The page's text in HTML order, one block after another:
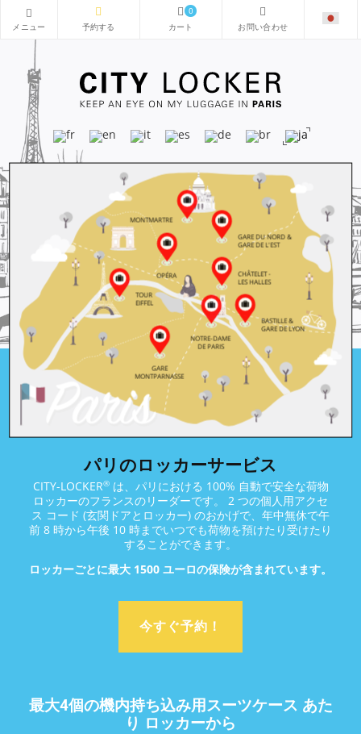
0
GARE DU NORD &
GARE DE L'EST
CHÂTELET -
LES HALLES
NOTRE-DAME
DE PARIS
OPÉRA
TOUR
EIFFEL
BASTILLE &
GARE DE LYON
MONTMARTRE
GARE
MONTPARNASSE
パリのロッカーサービス
CITY-LOCKER®は、パリにおける 100% 自動で安全な荷物
ロッカーのフランスのリーダーです。 2 つの個人用アクセ
ス コード (玄関ドアとロッカー) のおかげで、年中無休で午
前 8 時から午後 10 時までいつでも荷物を預けたり受けたり
することができます。
ロッカーごとに最大 1500 ユーロの保険が含まれています。
今すぐ予約！
最大4個の機内持ち込み用スーツケース あた
り ロッカーから